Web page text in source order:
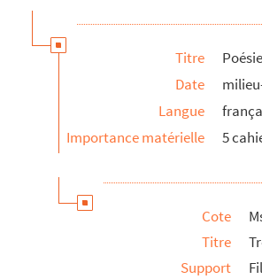
Titre
Date
Langue
Importance matérielle
5
Cote
Titre
Support